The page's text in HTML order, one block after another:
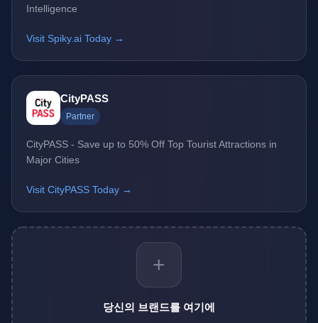
Intelligence
Visit Spiky.ai Today →
CityPASS
Partner
CityPASS - Save up to 50% Off Top Tourist Attractions in
Major Cities
Visit CityPASS Today →
+
당신의 브랜드를 여기에